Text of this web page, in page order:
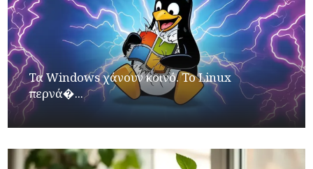
Τα Windows χάνουν κοινό. Το Linux
περνά�...